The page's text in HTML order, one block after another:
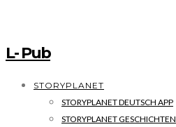
L- Pub
STORYPLANET
STORYPLANET DEUTSCH APP
STORYPLANET GESCHICHTEN